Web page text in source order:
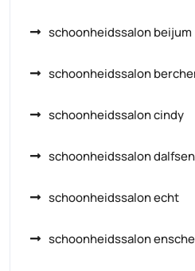
schoonheidssalon beijum
schoonheidssalon
schoonheidssalon cindy
schoonheidssalon dalfsen
schoonheidssalon echt
schoonheidssalon